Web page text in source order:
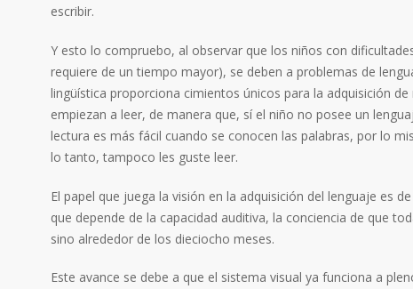
escribir.
Y esto lo compruebo, al observar que los niños con
requiere de un tiempo mayor), se deben a problemas de
lingüística proporciona cimientos únicos para la adquisición
empiezan a leer, de manera que, sí el niño no posee un
lectura es más fácil cuando se conocen las palabras, por lo
lo tanto, tampoco les guste leer.
El papel que juega la visión en la adquisición del lenguaje es
que depende de la capacidad auditiva, la conciencia de que
sino alrededor de los dieciocho meses.
Este avance se debe a que el sistema visual ya funciona a